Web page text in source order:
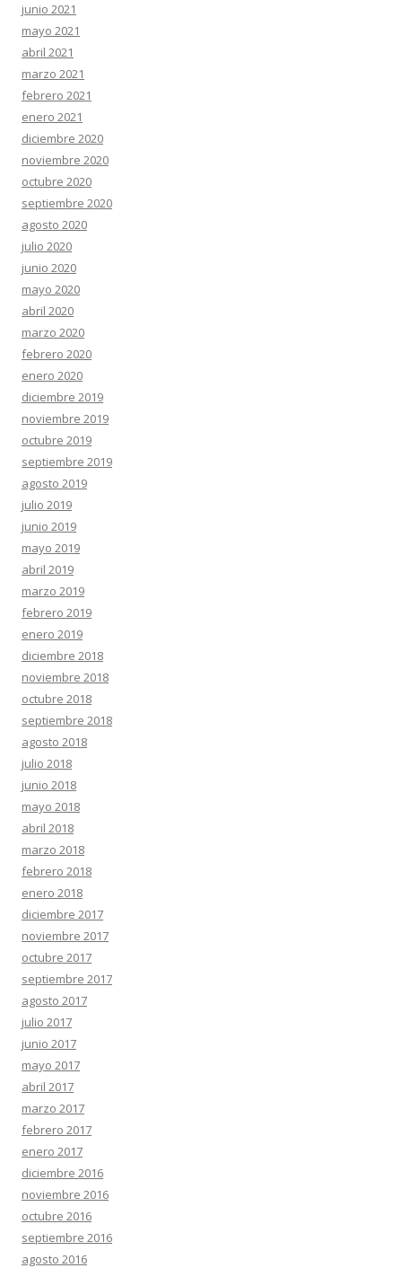
junio 2021
mayo 2021
abril 2021
marzo 2021
febrero 2021
enero 2021
diciembre 2020
noviembre 2020
octubre 2020
septiembre 2020
agosto 2020
julio 2020
junio 2020
mayo 2020
abril 2020
marzo 2020
febrero 2020
enero 2020
diciembre 2019
noviembre 2019
octubre 2019
septiembre 2019
agosto 2019
julio 2019
junio 2019
mayo 2019
abril 2019
marzo 2019
febrero 2019
enero 2019
diciembre 2018
noviembre 2018
octubre 2018
septiembre 2018
agosto 2018
julio 2018
junio 2018
mayo 2018
abril 2018
marzo 2018
febrero 2018
enero 2018
diciembre 2017
noviembre 2017
octubre 2017
septiembre 2017
agosto 2017
julio 2017
junio 2017
mayo 2017
abril 2017
marzo 2017
febrero 2017
enero 2017
diciembre 2016
noviembre 2016
octubre 2016
septiembre 2016
agosto 2016